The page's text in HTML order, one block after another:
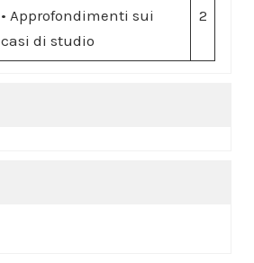
• Approfondimenti sui
casi di studio
2